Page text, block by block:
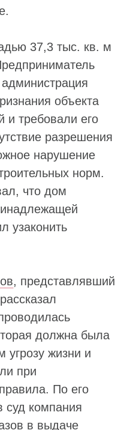
37,3 тыс. кв. м
объекта
и требовали его
разрешения
нарушение
норм.
что дом
узаконить
, представлявший
должна была
угрозу жизни и
при
По его
компания
в выдаче